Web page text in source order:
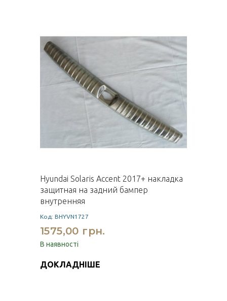
Hyundai Solaris Accent 2017+ накладка
защитная на задний бампер
внутренняя
Код: BHYVN1727
1575,00 грн.
В наявності
ДОКЛАДНІШЕ